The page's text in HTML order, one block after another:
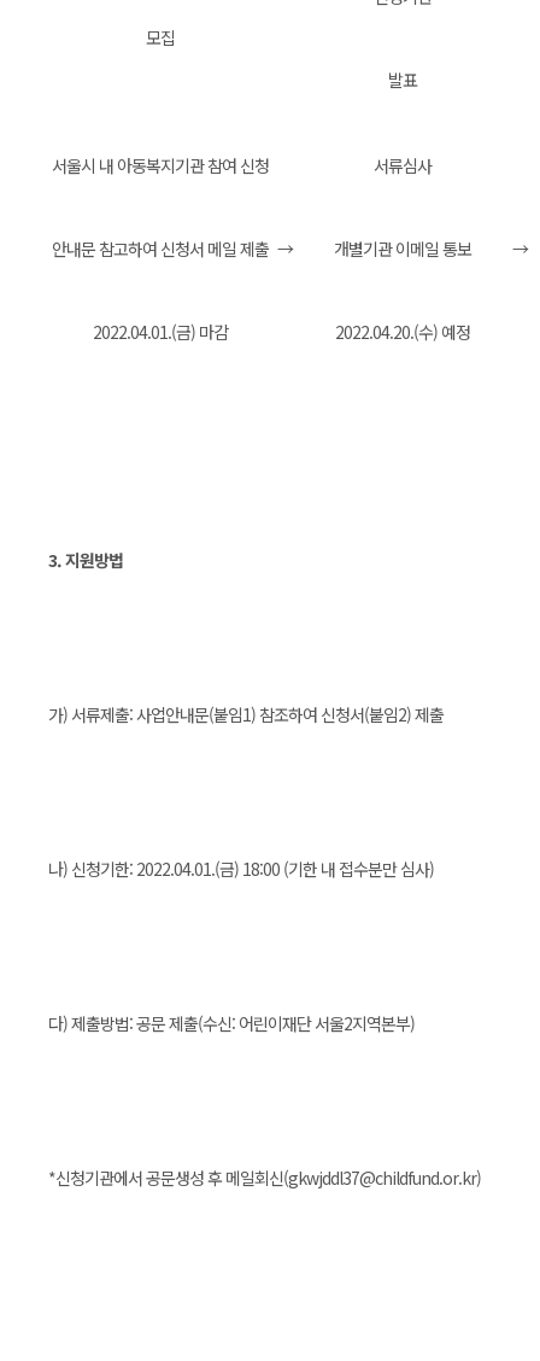
모집
발표
서울시 내 아동복지기관 참여 신청
안내문 참고하여 신청서 메일 제출
2022.04.01.(금) 마감
→
서류심사
개별기관 이메일 통보
2022.04.20.(수) 예정
→
3. 지원방법
가) 서류제출: 사업안내문(붙임1) 참조하여 신청서(붙임2) 제출
나) 신청기한: 2022.04.01.(금) 18:00 (기한 내 접수분만 심사)
다) 제출방법: 공문 제출(수신: 어린이재단 서울2지역본부)
*신청기관에서 공문생성 후 메일회신(gkwjddl37@childfund.or.kr)